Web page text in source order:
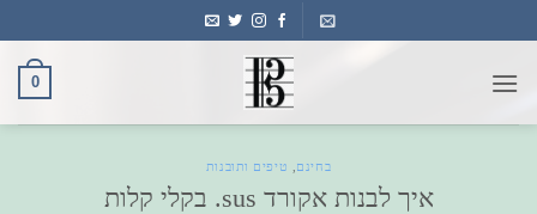
to
content
0
בחינם טיפים ותובנות
איך לבנות אקורד sus. בקלי קלות